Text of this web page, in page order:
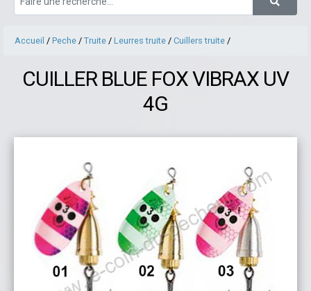
Accueil / Peche / Truite / Leurres truite / Cuillers truite /
CUILLER BLUE FOX VIBRAX UV
4G